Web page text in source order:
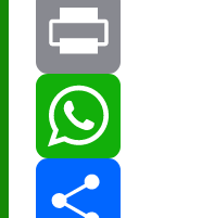
Telegram
Print
WhatsApp